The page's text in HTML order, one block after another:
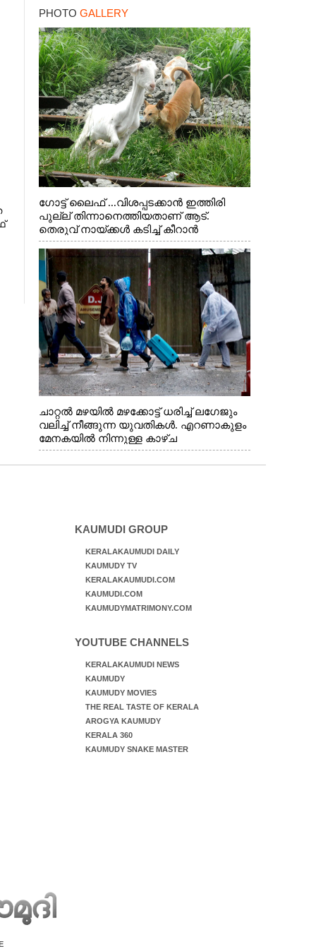
PHOTO GALLERY
ഗോട്ട് ലൈഫ് ...വിശപ്പടക്കാൻ ഇത്തിരി
പുല്ല് തിന്നാനെത്തിയതാണ് ആട്.
തെരുവ് നായ്ക്കൾ കടിച്ച് കീറാൻ
വന്നതോടെ വയറിന്റെ ആന്തൽ മറന്ന്
ജീവന് വേണ്ടിയായി ഓട്ടം. എറണാകുളം
വാത്തുരുത്തിയിൽ നിന്നുള്ള കാഴ്ച
ചാറ്റൽ മഴയിൽ മഴക്കോട്ട് ധരിച്ച് ലഗേജും
വലിച്ച് നീങ്ങുന്ന യുവതികൾ. എറണാകുളം
മേനകയിൽ നിന്നുള്ള കാഴ്ച
KAUMUDI GROUP
KERALAKAUMUDI DAILY
KAUMUDY TV
KERALAKAUMUDI.COM
KAUMUDI.COM
KAUMUDYMATRIMONY.COM
YOUTUBE CHANNELS
KERALAKAUMUDI NEWS
KAUMUDY
KAUMUDY MOVIES
THE REAL TASTE OF KERALA
AROGYA KAUMUDY
KERALA 360
KAUMUDY SNAKE MASTER